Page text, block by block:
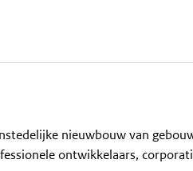
nieuwbouw van
ontwikkelaars,